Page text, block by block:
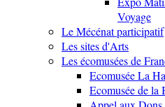
Voyage
Le Mécénat participatif
Les sites d'Arts
Les écomusées de
Ecomusée La
Ecomusée de la